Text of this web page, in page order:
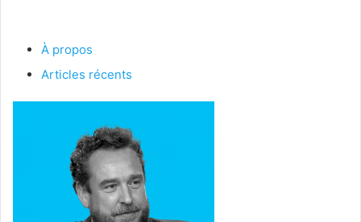
À propos
Articles récents